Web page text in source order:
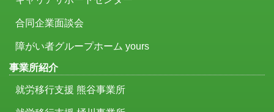
合同企業面談会
障がい者グループホーム yours
事業所紹介
就労移行支援 熊谷事業所